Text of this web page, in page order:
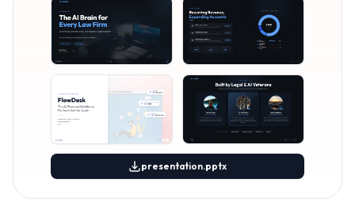
presentation.pptx